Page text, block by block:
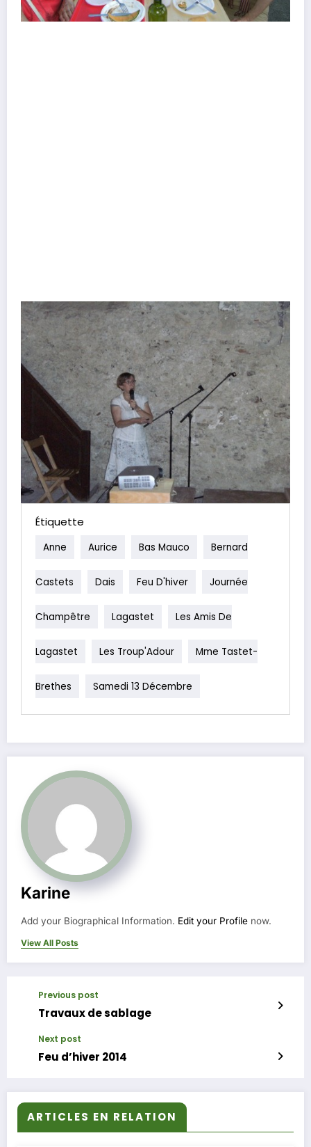
Étiquette
Anne Aurice Bas Mauco Bernard
Castets Dais Feu D'hiver Journée
Champêtre Lagastet Les Amis De
Lagastet Les Troup'Adour Mme Tastet-
Brethes Samedi 13 Décembre
Karine
Add your Biographical Information. Edit your Profile now.
View All Posts
Previous post
Travaux de sablage
Next post
Feu d’hiver 2014
ARTICLES EN RELATION